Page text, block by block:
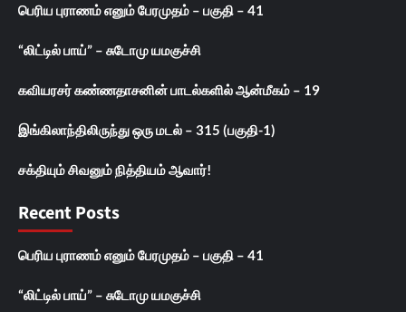
பெரிய புராணம் எனும் பேரமுதம் – பகுதி – 41
“லிட்டில் பாய்” – சுடோமு யமகுச்சி
கவியரசர் கண்ணதாசனின் பாடல்களில் ஆன்மீகம் – 19
இங்கிலாந்திலிருந்து ஒரு மடல் – 315 (பகுதி-1)
சக்தியும் சிவனும் நித்தியம் ஆவார்!
Recent Posts
பெரிய புராணம் எனும் பேரமுதம் – பகுதி – 41
“லிட்டில் பாய்” – சுடோமு யமகுச்சி